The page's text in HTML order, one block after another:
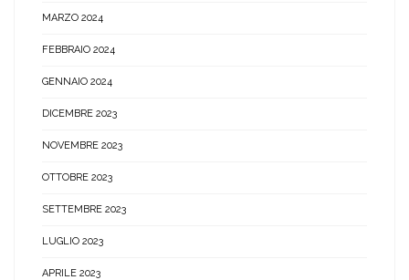
MARZO 2024
FEBBRAIO 2024
GENNAIO 2024
DICEMBRE 2023
NOVEMBRE 2023
OTTOBRE 2023
SETTEMBRE 2023
LUGLIO 2023
APRILE 2023